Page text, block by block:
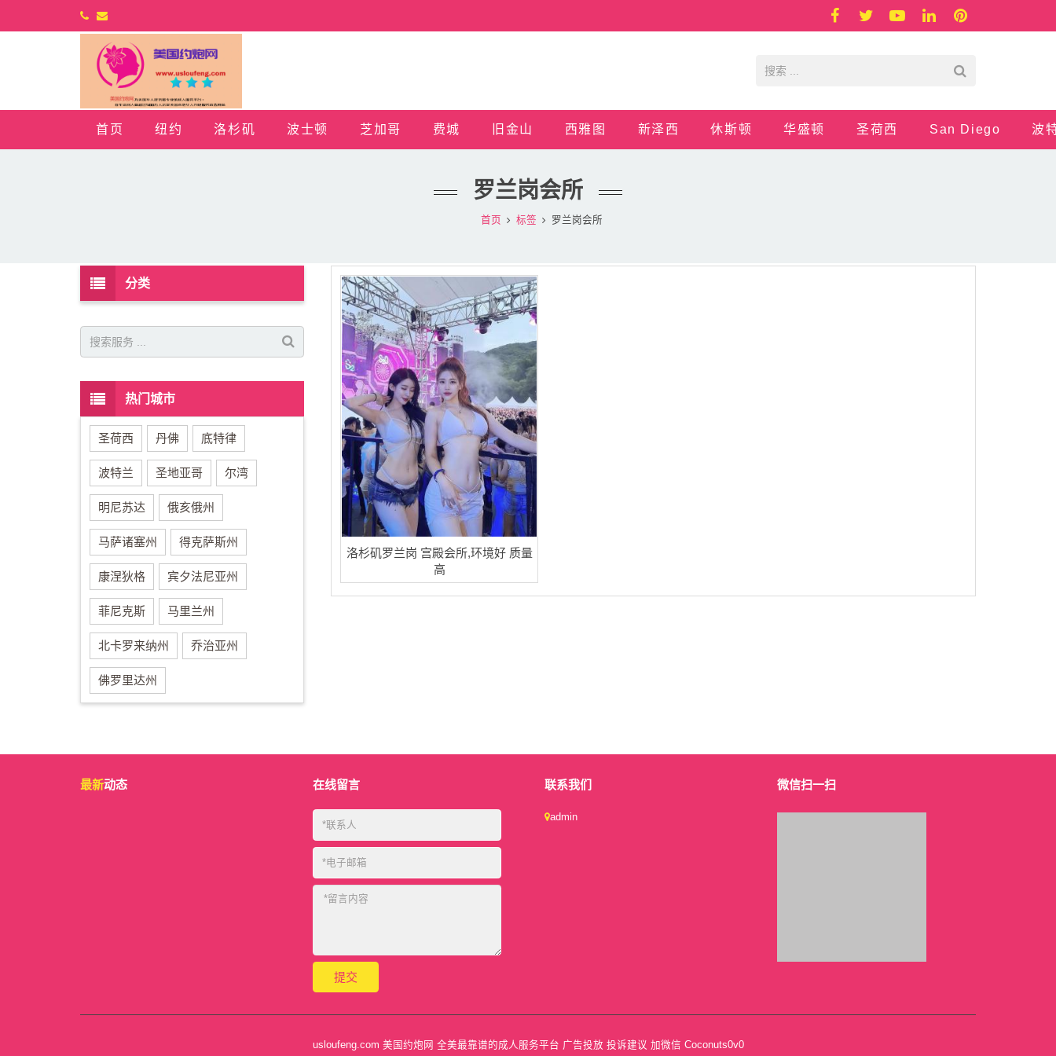
首页 纽约 洛杉矶 波士顿 芝加哥 费城 旧金山 西雅图 新泽西 休斯顿 华盛顿 圣荷西 San Diego 波
罗兰岗会所
首页 标签 罗兰岗会所
洛杉矶罗兰岗 宫殿会所,环境好 质量
高
分类
热门城市
圣荷西 丹佛 底特律
波特兰 圣地亚哥 尔湾
明尼苏达 俄亥俄州
马萨诸塞州 得克萨斯州
康涅狄格 宾夕法尼亚州
菲尼克斯 马里兰州
北卡罗来纳州 乔治亚州
佛罗里达州
最新动态 在线留言 联系我们
admin
微信扫一扫
usloufeng.com 美国约炮网 全美最靠谱的成人服务平台 广告投放 投诉建议 加微信 Coconuts0v0